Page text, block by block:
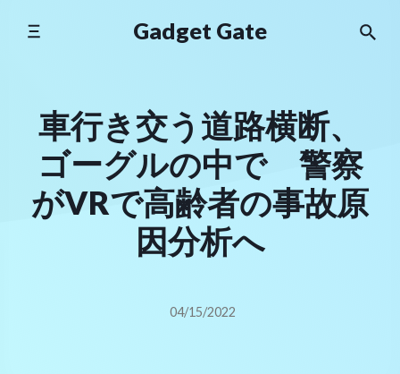
Gadget Gate
車行き交う道路横断、
ゴーグルの中で 警察
がVRで高齢者の事故原
因分析へ
04/15/2022